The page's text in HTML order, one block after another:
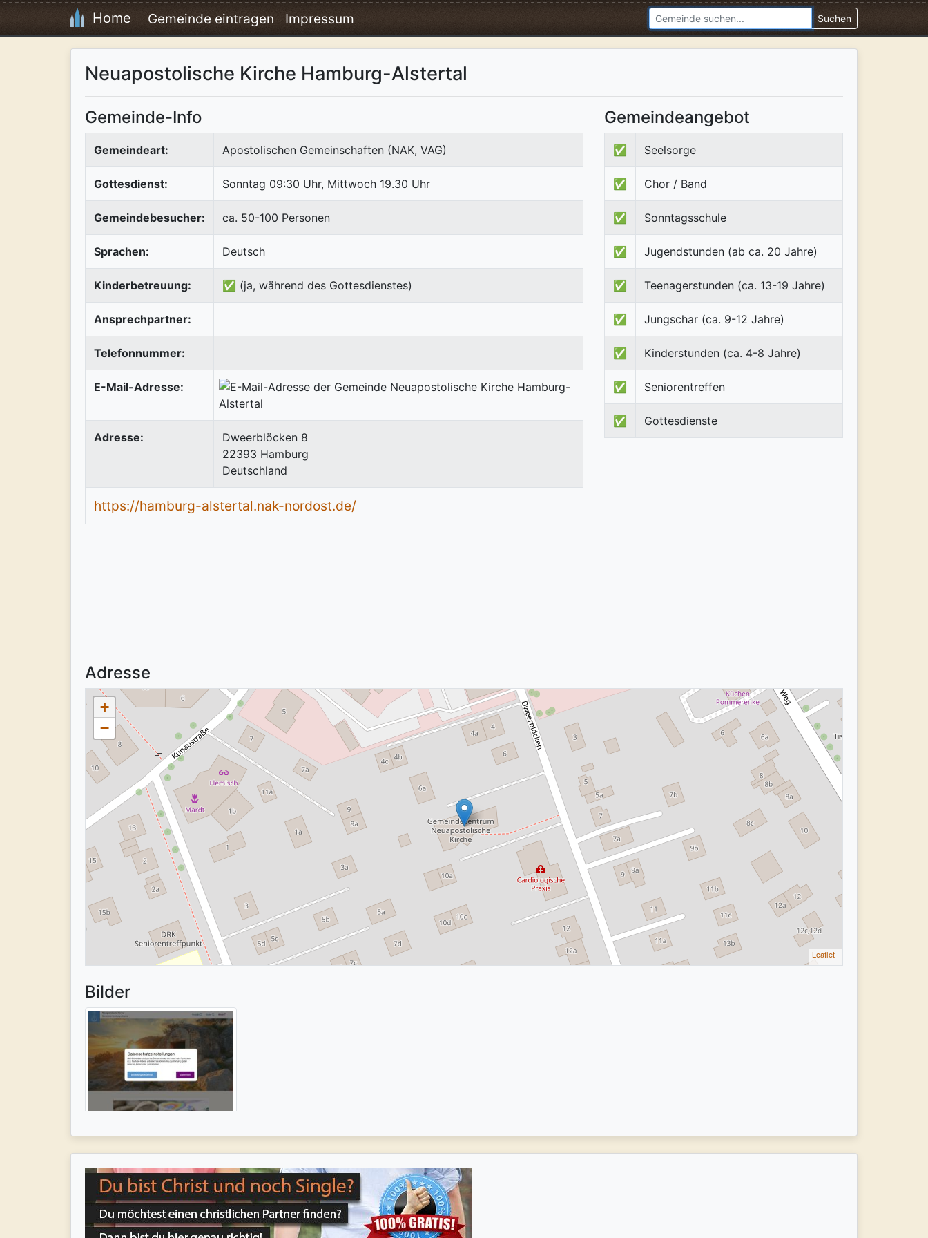
Home Gemeinde eintragen Impressum Suchen
Neuapostolische Kirche Hamburg-Alstertal
Gemeinde-Info
Gemeindeart: Apostolischen Gemeinschaften (NAK, VAG)
Gottesdienst: Sonntag 09:30 Uhr, Mittwoch 19.30 Uhr
Gemeindebesucher: ca. 50-100 Personen
Sprachen: Deutsch
Kinderbetreuung: ✅ (ja, während des Gottesdienstes)
Ansprechpartner:
Telefonnummer:
E-Mail-Adresse:
Adresse:
Dweerblöcken 8
22393 Hamburg
Deutschland
https://hamburg-alstertal.nak-nordost.de/
Gemeindeangebot
✅ Seelsorge
✅ Chor / Band
✅ Sonntagsschule
✅ Jugendstunden (ab ca. 20 Jahre)
✅ Teenagerstunden (ca. 13-19 Jahre)
✅ Jungschar (ca. 9-12 Jahre)
✅ Kinderstunden (ca. 4-8 Jahre)
✅ Seniorentreffen
✅ Gottesdienste
Adresse
+
−
Leaflet |
Bilder